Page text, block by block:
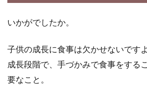
いかがでしたか。
子供の成長に食事は欠かせないですよ
成長段階で、手づかみで食事をする
要なこと。